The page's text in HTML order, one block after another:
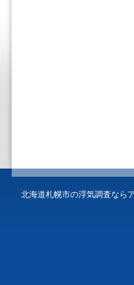
北海道札幌市の浮気調査なら